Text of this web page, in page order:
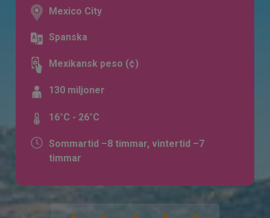
Mexico City
Spanska
Mexikansk peso (¢)
130 miljoner
16°C - 26°C
Sommartid –8 timmar, vintertid –7
timmar